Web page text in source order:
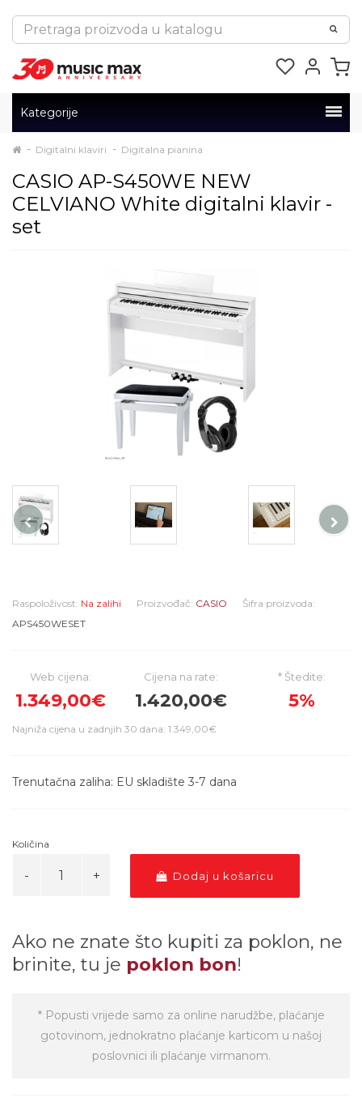
Kategorije
Digitalni klaviri Digitalna pianina
CASIO AP-S450WE NEW
CELVIANO White digitalni klavir -
set
Raspoloživost: Na zalihi Proizvođač: CASIO
Šifra proizvoda:
APS450WESET
Web cijena:
1.349,00€
Cijena na rate:
1.420,00€
* Štedite:
5%
Najniža cijena u zadnjih 30 dana: 1.349,00€
Trenutačna zaliha: EU skladište 3-7 dana
Količina
Dodaj u košaricu
Ako ne znate što kupiti za poklon, ne
brinite, tu je poklon bon!
* Popusti vrijede samo za online narudžbe, plaćanje
gotovinom, jednokratno plaćanje karticom u našoj
poslovnici ili plaćanje virmanom.